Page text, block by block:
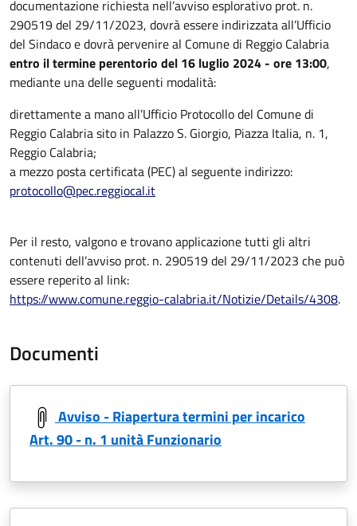
documentazione richiesta nell’avviso esplorativo prot. n.
290519 del 29/11/2023, dovrà essere indirizzata all’Ufficio
del Sindaco e dovrà pervenire al Comune di Reggio Calabria
entro il termine perentorio del 16 luglio 2024 - ore 13:00,
mediante una delle seguenti modalità:
direttamente a mano all’Ufficio Protocollo del Comune di
Reggio Calabria sito in Palazzo S. Giorgio, Piazza Italia, n. 1,
Reggio Calabria;
a mezzo posta certificata (PEC) al seguente indirizzo:
protocollo@pec.reggiocal.it
Per il resto, valgono e trovano applicazione tutti gli altri
contenuti dell’avviso prot. n. 290519 del 29/11/2023 che può
essere reperito al link:
https://www.comune.reggio-calabria.it/Notizie/Details/4308.
Documenti
Avviso - Riapertura termini per incarico
Art. 90 - n. 1 unità Funzionario